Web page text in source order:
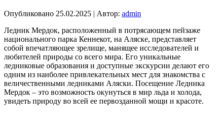
Опубликовано 25.02.2025 | Автор: admin
Ледник Мердок, расположенный в потрясающем пейзаже
национального парка Кеннекот, на Аляске, представляет
собой впечатляющее зрелище, манящее исследователей и
любителей природы со всего мира. Его уникальные
ледниковые образования и доступные экскурсии делают его
одним из наиболее привлекательных мест для знакомства с
величественными ледниками Аляски. Посещение Ледника
Мердок – это возможность окунуться в мир льда и холода,
увидеть природу во всей ее первозданной мощи и красоте.